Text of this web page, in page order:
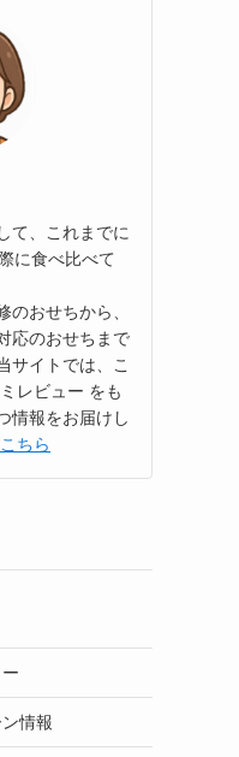
て、これまでに
に食べ比べて
おせちから、
応のおせちまで
サイトでは、こ
レビュー をも
情報をお届けし
ちら
情報